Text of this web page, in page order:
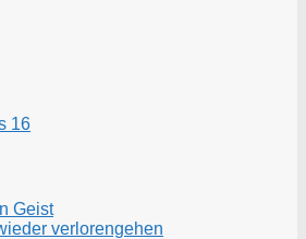
16
Geist
verlorengehen